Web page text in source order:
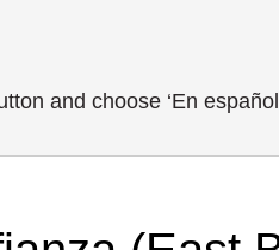
and choose ‘En